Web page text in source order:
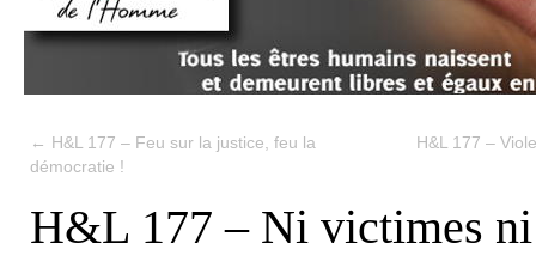
← H&L 177 – Feu sur la justice, feu la
démocratie !
H&L 177 –
H&L 177 – Ni victimes ni